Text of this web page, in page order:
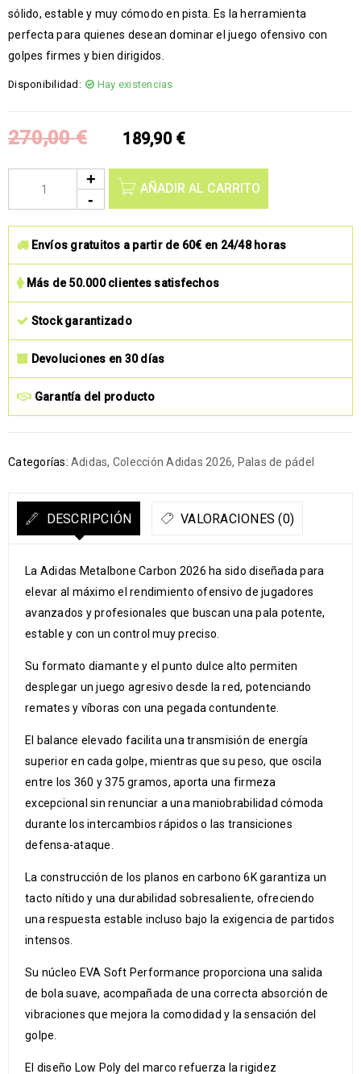
sólido, estable y muy cómodo en pista. Es la herramienta
perfecta para quienes desean dominar el juego ofensivo con
golpes firmes y bien dirigidos.
Disponibilidad: Hay existencias
270,00€ 189,90 €
AÑADIR AL CARRITO
Envíos gratuitos a partir de 60€ en 24/48 horas
Más de 50.000 clientes satisfechos
Stock garantizado
Devoluciones en 30 días
Garantía del producto
Categorías: Adidas, Colección Adidas 2026, Palas de pádel
DESCRIPCIÓN VALORACIONES (0)
La Adidas Metalbone Carbon 2026 ha sido diseñada para
elevar al máximo el rendimiento ofensivo de jugadores
avanzados y profesionales que buscan una pala potente,
estable y con un control muy preciso.
Su formato diamante y el punto dulce alto permiten
desplegar un juego agresivo desde la red, potenciando
remates y víboras con una pegada contundente.
El balance elevado facilita una transmisión de energía
superior en cada golpe, mientras que su peso, que oscila
entre los 360 y 375 gramos, aporta una firmeza
excepcional sin renunciar a una maniobrabilidad cómoda
durante los intercambios rápidos o las transiciones
defensa-ataque.
La construcción de los planos en carbono 6K garantiza un
tacto nítido y una durabilidad sobresaliente, ofreciendo
una respuesta estable incluso bajo la exigencia de partidos
intensos.
Su núcleo EVA Soft Performance proporciona una salida
de bola suave, acompañada de una correcta absorción de
vibraciones que mejora la comodidad y la sensación del
golpe.
El diseño Low Poly del marco refuerza la rigidez